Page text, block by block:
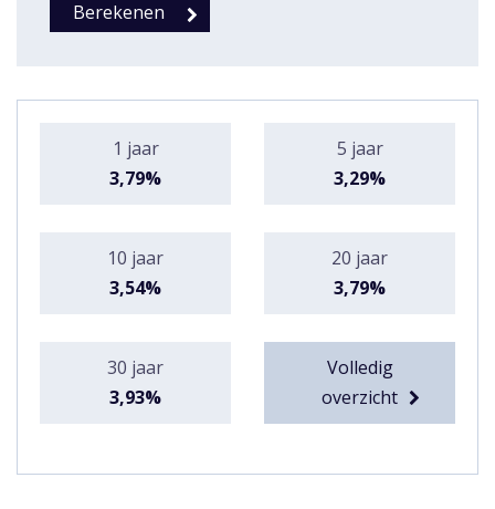
1 jaar
3,79%
5 jaar
3,29%
10 jaar
3,54%
20 jaar
3,79%
30 jaar
3,93%
Volledig
overzicht